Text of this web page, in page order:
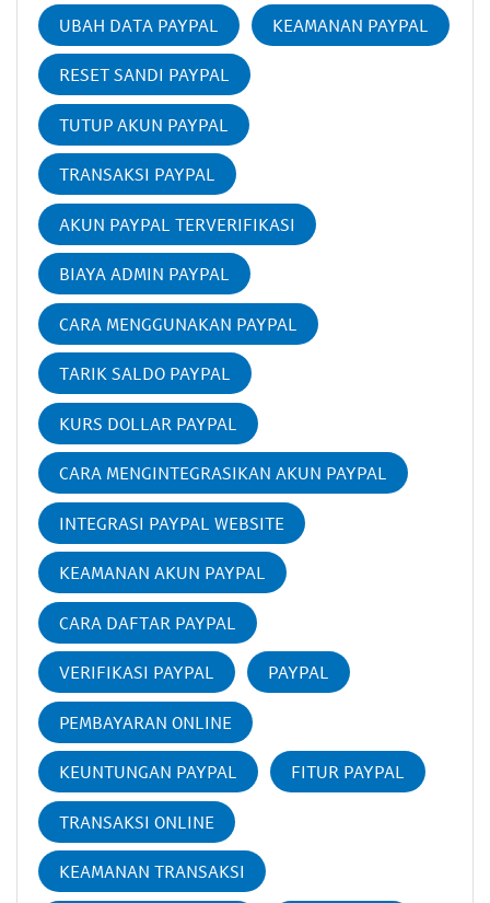
UBAH DATA PAYPAL KEAMANAN PAYPAL
RESET SANDI PAYPAL
TUTUP AKUN PAYPAL
TRANSAKSI PAYPAL
AKUN PAYPAL TERVERIFIKASI
BIAYA ADMIN PAYPAL
CARA MENGGUNAKAN PAYPAL
TARIK SALDO PAYPAL
KURS DOLLAR PAYPAL
CARA MENGINTEGRASIKAN AKUN PAYPAL
INTEGRASI PAYPAL WEBSITE
KEAMANAN AKUN PAYPAL
CARA DAFTAR PAYPAL
VERIFIKASI PAYPAL PAYPAL
PEMBAYARAN ONLINE
KEUNTUNGAN PAYPAL FITUR PAYPAL
TRANSAKSI ONLINE
KEAMANAN TRANSAKSI